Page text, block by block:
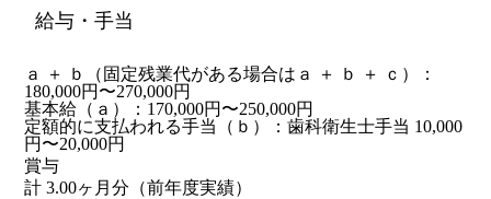
給与・手当
ａ ＋ ｂ（固定残業代がある場合はａ ＋ ｂ ＋ ｃ）：
180,000円〜270,000円
基本給（ａ）：170,000円〜250,000円
定額的に支払われる手当（ｂ）：歯科衛生士手当 10,000
円〜20,000円
賞与
計 3.00ヶ月分（前年度実績）